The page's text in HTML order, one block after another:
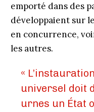
emporté dans des
développaient sur
en concurrence,
les autres.
«
universel doit
urnes un État